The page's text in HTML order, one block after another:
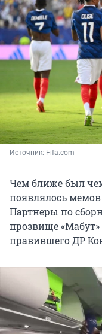
Источник: Fifa.сom
Чем ближе был
появлялось
Партнеры по
прозвище «Мабут»
правившего ДР